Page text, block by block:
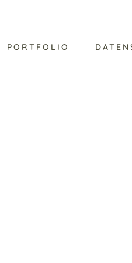
PORTFOLIO